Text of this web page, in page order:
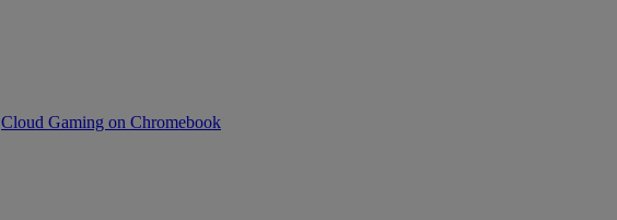
Cloud Gaming on Chromebook